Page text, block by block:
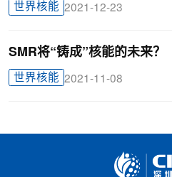
世界核能 2021-12-23
SMR将“铸成”核能的未来？
世界核能 2021-11-08